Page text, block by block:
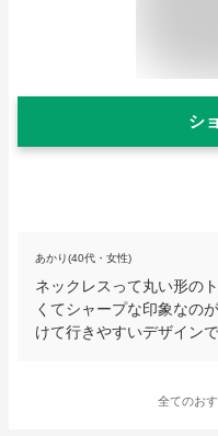
シ
あかり(40代・女性)
ネックレスって丸い形の
くてシャープな印象なの
けて行きやすいデザインで
全てのお